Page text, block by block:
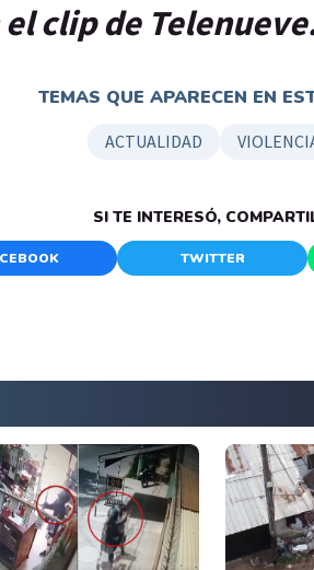
clip de
TEMAS QUE APARECEN EN
ACTUALIDAD
SI TE INTERESÓ,
TWITTER